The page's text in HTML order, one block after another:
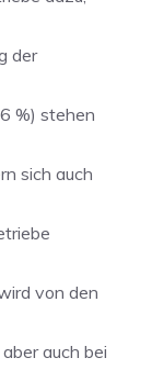
der
%) stehen
sich auch
von den
auch bei